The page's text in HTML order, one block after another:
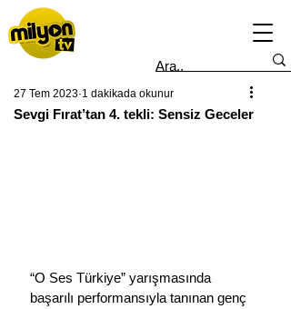
Sevgi Fırat’tan 4. tekli: Sensiz Geceler
27 Tem 2023 1 dakikada okunur
“O Ses Türkiye” yarışmasında
başarılı performansıyla tanınan genç